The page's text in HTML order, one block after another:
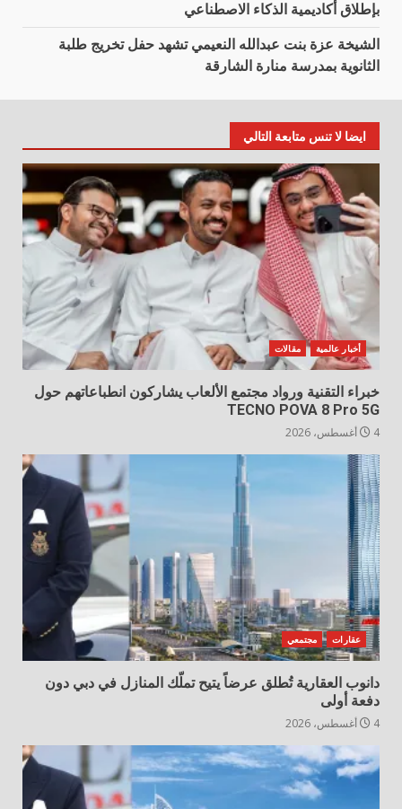
بإطلاق أكاديمية الذكاء الاصطناعي
الشيخة عزة بنت عبدالله النعيمي تشهد حفل تخريج طلبة
الثانوية بمدرسة منارة الشارقة
ايضا لا تنس متابعة التالي
أخبار عالمية مقالات
خبراء التقنية ورواد مجتمع الألعاب يشاركون انطباعاتهم حول
TECNO POVA 8 Pro 5G
4 أغسطس، 2026
عقارات مجتمعي
دانوب العقارية تُطلق عرضاً يتيح تملّك المنازل في دبي دون
دفعة أولى
4 أغسطس، 2026